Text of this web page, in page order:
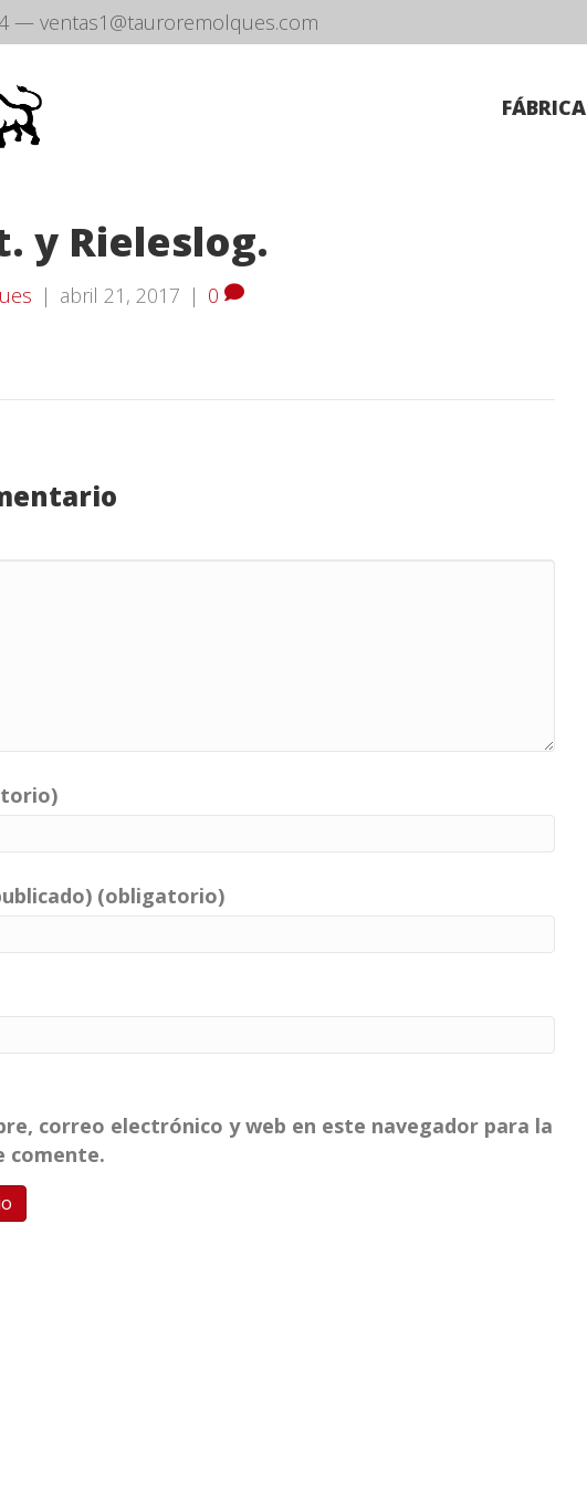
— ventas1@tauroremolques.com
FÁBRICA
y Rieleslog.
| abril 21, 2017 | 0
(obligatorio)
correo electrónico y web en este navegador para la
comente.